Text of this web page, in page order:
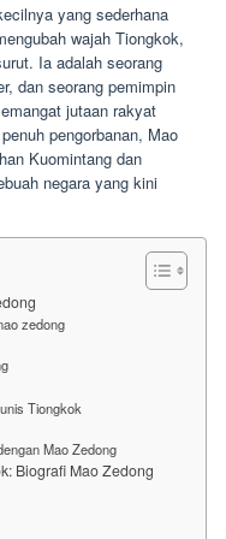
yang sederhana
wajah Tiongkok,
Ia adalah seorang
dan seorang pemimpin
jutaan rakyat
pengorbanan, Mao
Kuomintang dan
negara yang kini
zedong
Tiongkok
Mao Zedong
Biografi Mao Zedong